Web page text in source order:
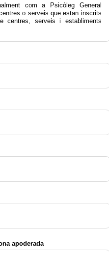
com a Psicòleg General
o serveis que estan inscrits
centres, serveis i establiments
apoderada